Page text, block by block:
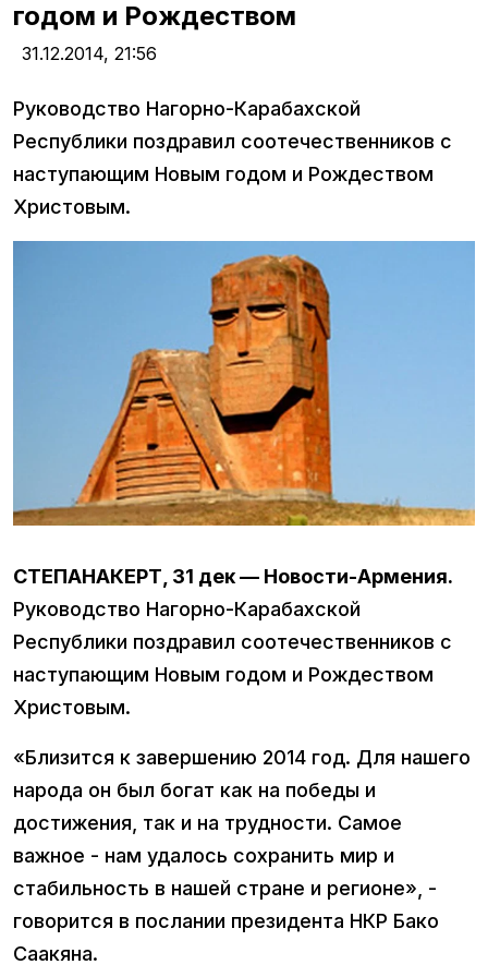
годом и Рождеством
31.12.2014, 21:56
Руководство Нагорно-Карабахской
Республики поздравил соотечественников с
наступающим Новым годом и Рождеством
Христовым.
СТЕПАНАКЕРТ, 31 дек — Новости-Армения.
Руководство Нагорно-Карабахской
Республики поздравил соотечественников с
наступающим Новым годом и Рождеством
Христовым.
«Близится к завершению 2014 год. Для нашего
народа он был богат как на победы и
достижения, так и на трудности. Самое
важное - нам удалось сохранить мир и
стабильность в нашей стране и регионе», -
говорится в послании президента НКР Бако
Саакяна.